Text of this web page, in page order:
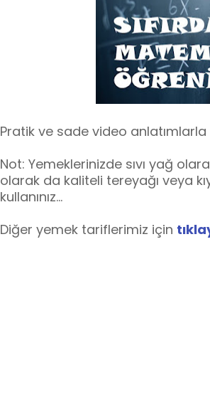
Pratik ve sade video
Not: Yemeklerinizde sıvı yağ
olarak da kaliteli tereyağı veya
kullanınız...
Diğer yemek tariflerimiz için